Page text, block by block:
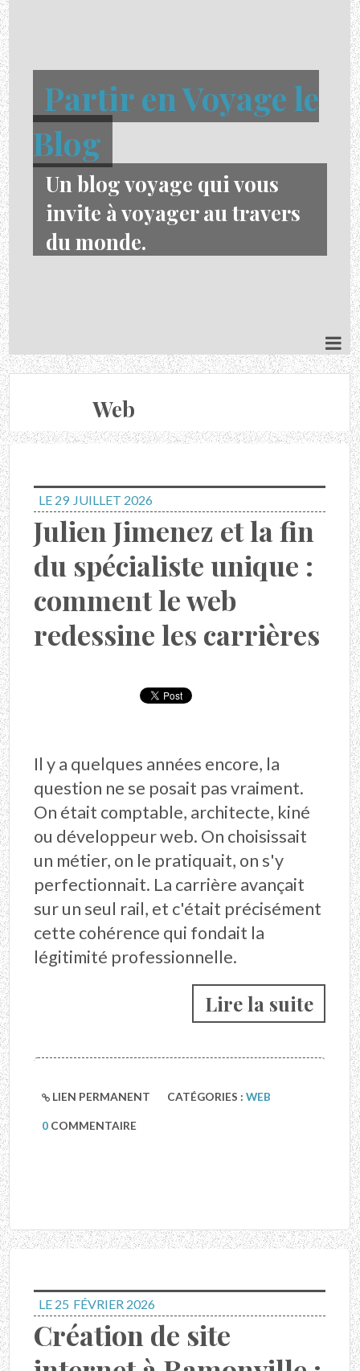
Partir en Voyage le
Blog
Un blog voyage qui vous
invite à voyager au travers
du monde.
Web
LE 29 JUILLET 2026
Julien Jimenez et la fin
du spécialiste unique :
comment le web
redessine les carrières
Il y a quelques années encore, la
question ne se posait pas vraiment.
On était comptable, architecte, kiné
ou développeur web. On choisissait
un métier, on le pratiquait, on s'y
perfectionnait. La carrière avançait
sur un seul rail, et c'était précisément
cette cohérence qui fondait la
légitimité professionnelle.
Lire la suite
LIEN PERMANENT CATÉGORIES : WEB
0 COMMENTAIRE
LE 25 FÉVRIER 2026
Création de site